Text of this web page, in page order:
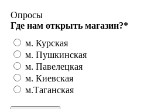
Опросы
Где нам открыть магазин?*
м. Курская
м. Пушкинская
м. Павелецкая
м. Киевская
м.Таганская